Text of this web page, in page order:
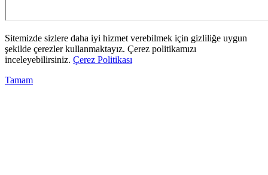
Sitemizde sizlere daha iyi hizmet verebilmek için gizliliğe uygun
şekilde çerezler kullanmaktayız. Çerez politikamızı
inceleyebilirsiniz. Çerez Politikası
Tamam